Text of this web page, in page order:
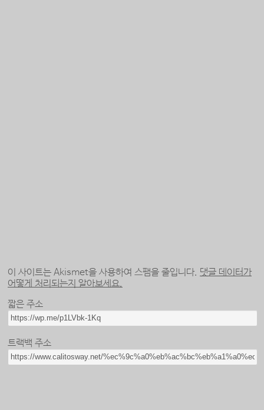
이 사이트는 Akismet을 사용하여 스팸을 줄입니다. 댓글 데이터가
어떻게 처리되는지 알아보세요.
짧은 주소
트랙백 주소